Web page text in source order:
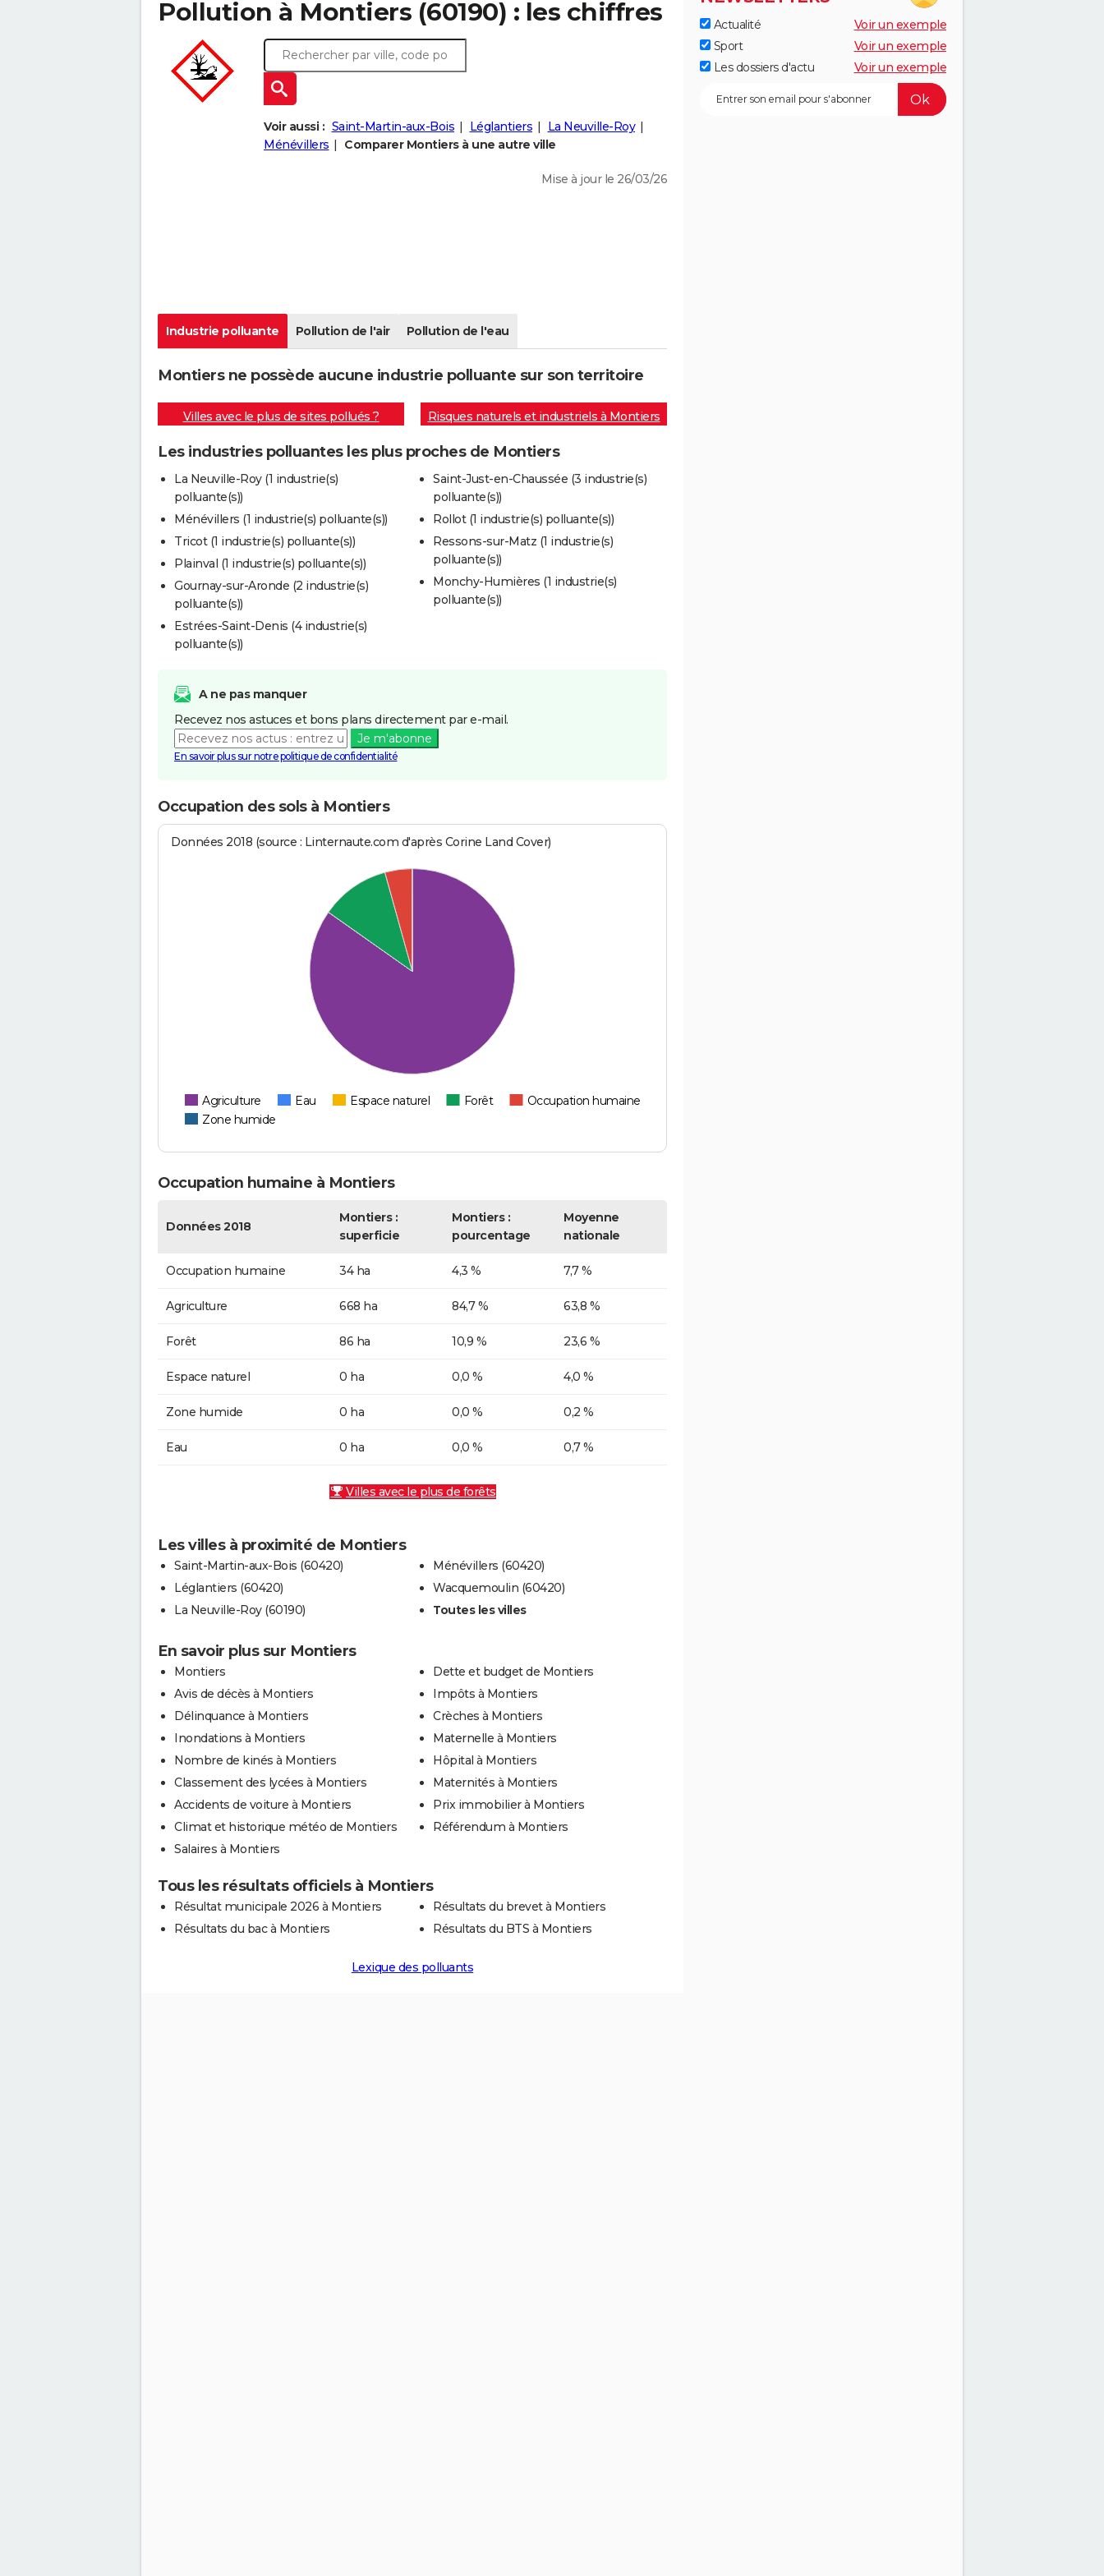
Pollution à Montiers (60190) : les chiffres
Voir aussi : Saint-Martin-aux-Bois Léglantiers
La Neuville-Roy
Ménévillers
Comparer Montiers à une autre ville
Mise à jour le 26/03/26
Industrie polluante Pollution de l'air Pollution de l'eau
Montiers ne possède aucune industrie polluante sur son territoire
Villes avec le plus de sites pollués ? Risques naturels et industriels à Montiers
Les industries polluantes les plus proches de Montiers
La Neuville-Roy (1 industrie(s)
polluante(s))
Ménévillers (1 industrie(s) polluante(s))
Tricot (1 industrie(s) polluante(s))
Plainval (1 industrie(s) polluante(s))
Gournay-sur-Aronde (2 industrie(s)
polluante(s))
Estrées-Saint-Denis (4 industrie(s)
polluante(s))
Saint-Just-en-Chaussée (3 industrie(s)
polluante(s))
Rollot (1 industrie(s) polluante(s))
Ressons-sur-Matz (1 industrie(s)
polluante(s))
Monchy-Humières (1 industrie(s)
polluante(s))
A ne pas manquer
Recevez nos astuces et bons plans directement par e-mail.
Je m'abonne
En savoir plus sur notre politique de confidentialité
Occupation des sols à Montiers
Données 2018 (source : Linternaute.com d'après Corine Land Cover)
Agriculture Eau Espace naturel Forêt
Occupation humaine
Zone humide
Occupation humaine à Montiers
Données 2018
Montiers :
superficie
Montiers :
pourcentage
Moyenne
nationale
Occupation humaine 34 ha 4,3 % 7,7 %
Agriculture 668 ha 84,7 % 63,8 %
Forêt 86 ha 10,9 % 23,6 %
Espace naturel 0 ha 0,0 % 4,0 %
Zone humide 0 ha 0,0 % 0,2 %
Eau 0 ha 0,0 % 0,7 %
Villes avec le plus de forêts
Les villes à proximité de Montiers
Saint-Martin-aux-Bois (60420)
Léglantiers (60420)
La Neuville-Roy (60190)
Ménévillers (60420)
Wacquemoulin (60420)
Toutes les villes
En savoir plus sur Montiers
Montiers
Avis de décès à Montiers
Délinquance à Montiers
Inondations à Montiers
Nombre de kinés à Montiers
Classement des lycées à Montiers
Accidents de voiture à Montiers
Climat et historique météo de Montiers
Salaires à Montiers
Dette et budget de Montiers
Impôts à Montiers
Crèches à Montiers
Maternelle à Montiers
Hôpital à Montiers
Maternités à Montiers
Prix immobilier à Montiers
Référendum à Montiers
Tous les résultats officiels à Montiers
Résultat municipale 2026 à Montiers
Résultats du bac à Montiers
Résultats du brevet à Montiers
Résultats du BTS à Montiers
Lexique des polluants
Actualité
Voir un exemple
Sport
Voir un exemple
Les dossiers d'actu
Voir un exemple